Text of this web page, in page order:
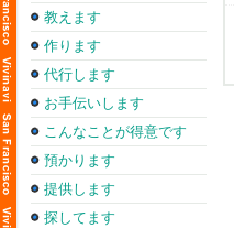
教えます
作ります
代行します
お手伝いします
こんなことが得意です
預かります
提供します
探してます